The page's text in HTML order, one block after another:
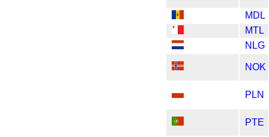
MDL
MTL
NLG
NOK
PLN
PTE